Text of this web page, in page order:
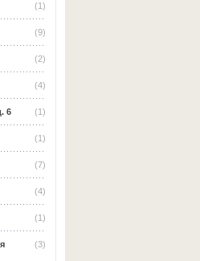
(1)
(9)
(2)
(4)
(1)
6
(1)
(7)
(4)
(1)
(3)